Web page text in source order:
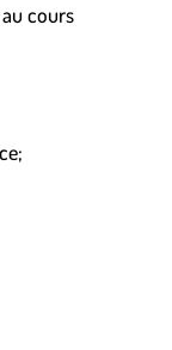
cours